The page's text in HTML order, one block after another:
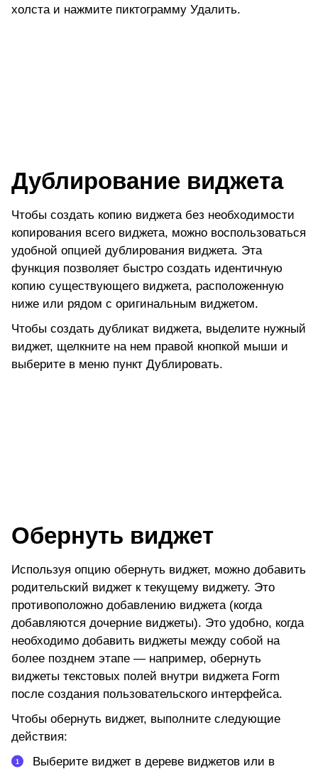
холста и нажмите пиктограмму Удалить.
Дублирование виджета
Чтобы создать копию виджета без необходимости
копирования всего виджета, можно воспользоваться
удобной опцией дублирования виджета. Эта
функция позволяет быстро создать идентичную
копию существующего виджета, расположенную
ниже или рядом с оригинальным виджетом.
Чтобы создать дубликат виджета, выделите нужный
виджет, щелкните на нем правой кнопкой мыши и
выберите в меню пункт Дублировать.
Обернуть виджет
Используя опцию обернуть виджет, можно добавить
родительский виджет к текущему виджету. Это
противоположно добавлению виджета (когда
добавляются дочерние виджеты). Это удобно, когда
необходимо добавить виджеты между собой на
более позднем этапе — например, обернуть
виджеты текстовых полей внутри виджета Form
после создания пользовательского интерфейса.
Чтобы обернуть виджет, выполните следующие
действия:
Выберите виджет в дереве виджетов или в